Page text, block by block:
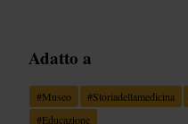
Adatto a
#Museo #Storiadellamedicina
#Educazione